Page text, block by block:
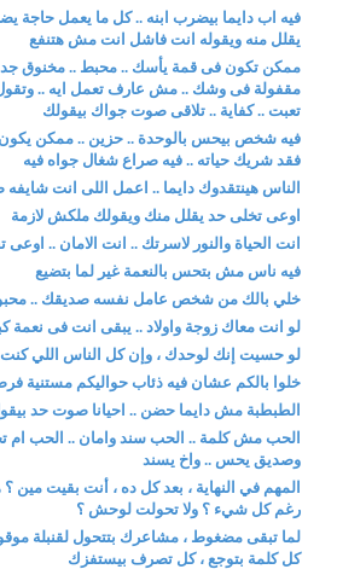
فيه اب دايما بيضرب ابنه .. كل ما يعمل حاجة
يقلل منه ويقوله انت فاشل انت مش هتنفع
ممكن تكون فى قمة يأسك .. محبط .. مخنوق
مقفولة فى وشك .. مش عارف تعمل ايه ..
تعبت .. كفاية .. تلاقى صوت جواك بيقولك
فيه شخص بيحس بالوحدة .. حزين .. ممكن
فقد شريك حياته .. فيه صراع شغال جواه فيه
الناس هينتقدوك دايما .. اعمل اللى انت
اوعى تخلى حد يقلل منك ويقولك ملكش لازمة
انت الحياة والنور لاسرتك .. انت الامان .. اوعى
فيه ناس مش بتحس بالنعمة غير لما بتضيع
خلي بالك من شخص عامل نفسه صديقك ..
لو انت معاك زوجة واولاد .. يبقى انت فى نعمة
لو حسيت إنك لوحدك ، وإن كل الناس اللي كنت
خلوا بالكم عشان فيه ذئاب حواليكم مستنية
الطبطبة مش دايما حضن .. احيانا صوت حد
الحب مش كلمة .. الحب سند وامان .. الحب
وصديق يحس .. واخ يسند
المهم في النهاية ، بعد كل ده ، أنت بقيت
رغم كل شيء ؟ ولا تحولت لوحش ؟
لما تبقى مضغوط ، مشاعرك بتتحول لقنبلة
كل كلمة بتوجع ، كل تصرف بيستفزك